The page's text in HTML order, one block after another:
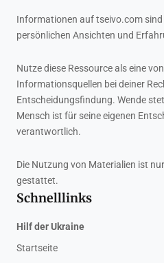
Informationen auf tseivo.com
persönlichen Ansichten und
Nutze diese Ressource als eine
Informationsquellen bei deiner
Entscheidungsfindung. Wende
Mensch ist für seine eigenen
verantwortlich.
Die Nutzung von Materialien ist
gestattet.
Schnelllinks
Hilf der Ukraine
Startseite